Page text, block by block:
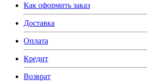
Как оформить заказ
Доставка
Оплата
Кредит
Возврат